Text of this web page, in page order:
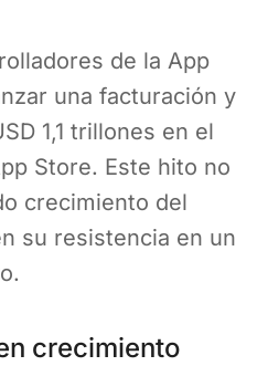
de la App
una facturación y
1,1 trillones en el
Store. Este hito no
crecimiento del
su resistencia en un
crecimiento